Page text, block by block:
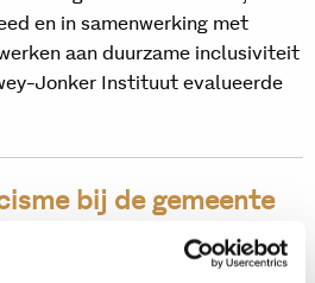
en in samenwerking met
aan duurzame inclusiviteit
Jonker Instituut evalueerde
bij de gemeente
te 11:27 am.